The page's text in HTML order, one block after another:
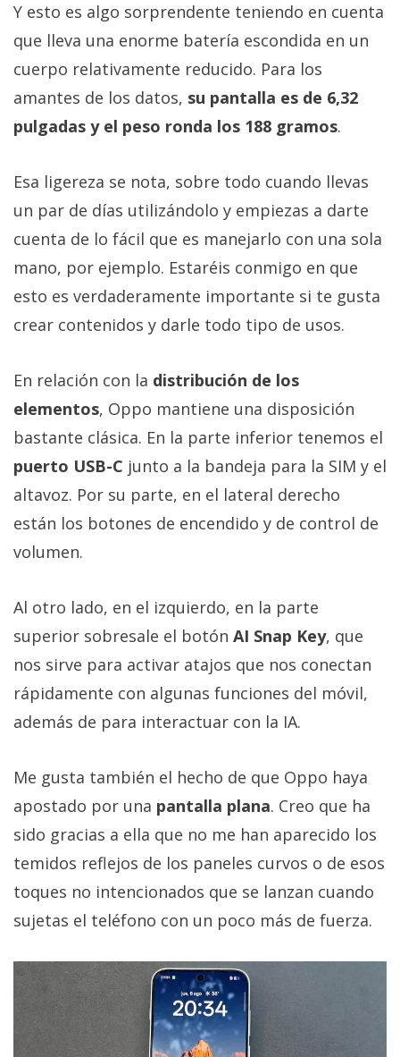
Y esto es algo sorprendente teniendo en cuenta
que lleva una enorme batería escondida en un
cuerpo relativamente reducido. Para los
amantes de los datos, su pantalla es de 6,32
pulgadas y el peso ronda los 188 gramos.
Esa ligereza se nota, sobre todo cuando llevas
un par de días utilizándolo y empiezas a darte
cuenta de lo fácil que es manejarlo con una sola
mano, por ejemplo. Estaréis conmigo en que
esto es verdaderamente importante si te gusta
crear contenidos y darle todo tipo de usos.
En relación con la distribución de los
elementos, Oppo mantiene una disposición
bastante clásica. En la parte inferior tenemos el
puerto USB-C junto a la bandeja para la SIM y el
altavoz. Por su parte, en el lateral derecho
están los botones de encendido y de control de
volumen.
Al otro lado, en el izquierdo, en la parte
superior sobresale el botón AI Snap Key, que
nos sirve para activar atajos que nos conectan
rápidamente con algunas funciones del móvil,
además de para interactuar con la IA.
Me gusta también el hecho de que Oppo haya
apostado por una pantalla plana. Creo que ha
sido gracias a ella que no me han aparecido los
temidos reflejos de los paneles curvos o de esos
toques no intencionados que se lanzan cuando
sujetas el teléfono con un poco más de fuerza.